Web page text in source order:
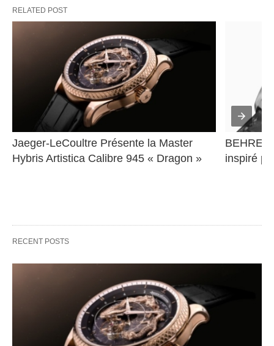
RELATED POST
Jaeger-LeCoultre Présente la Master
Hybris Artistica Calibre 945 « Dragon »
inspiré
RECENT POSTS